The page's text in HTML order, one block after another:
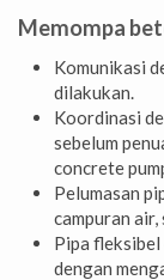
Memompa
Komunikasi
dilakukan.
Koordinasi
sebelum
concrete
Pelumasan
campuran air,
Pipa
dengan